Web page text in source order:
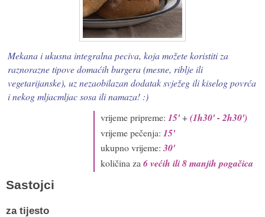
Mekana i ukusna integralna peciva, koja možete koristiti za
raznorazne tipove domaćih burgera (mesne, riblje ili
vegetarijanske), uz nezaobilazan dodatak svježeg ili kiselog povrća
i nekog mljacmljac sosa ili namaza! :)
vrijeme pripreme: 15'+(1h30' - 2h30')
vrijeme pečenja: 15'
ukupno vrijeme:30'
količina za6 većih ili 8 manjih pogačica
Sastojci
za tijesto